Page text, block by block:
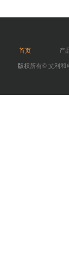
首页 产
版权所有© 艾利和